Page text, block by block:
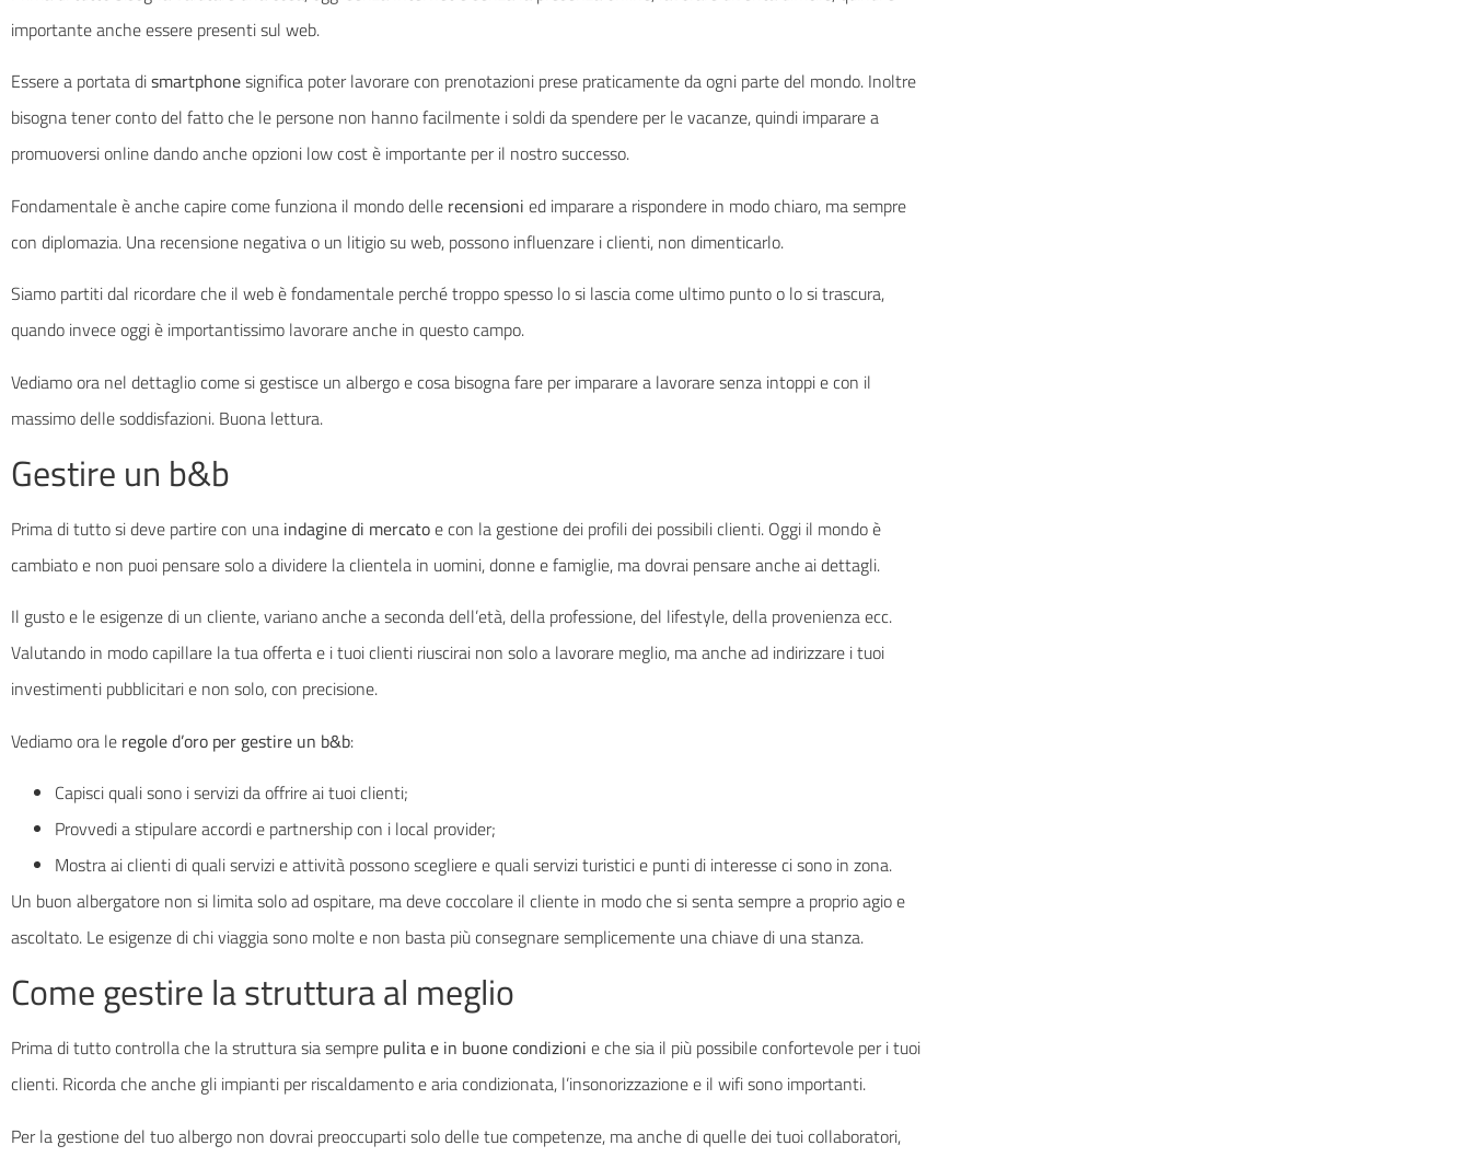
importante anche essere presenti sul web.
Essere a portata dismartphonesignifica poter lavorare con prenotazioni prese praticamente da ogni parte del mondo. Inoltre
bisogna tener conto del fatto che le persone non hanno facilmente i soldi da spendere per le vacanze, quindi imparare a
promuoversi online dando anche opzioni low cost è importante per il nostro successo.
Fondamentale è anche capire come funziona il mondo delle recensioni ed imparare a rispondere in modo chiaro, ma sempre
con diplomazia. Una recensione negativa o un litigio su web, possono influenzare i clienti, non dimenticarlo.
Siamo partiti dal ricordare che il web è fondamentale perché troppo spesso lo si lascia come ultimo punto o lo si trascura,
quando invece oggi è importantissimo lavorare anche in questo campo.
Vediamo ora nel dettaglio come si gestisce un albergo e cosa bisogna fare per imparare a lavorare senza intoppi e con il
massimo delle soddisfazioni. Buona lettura.
Gestire un b&b
Prima di tutto si deve partire con una indagine di mercatoe con la gestione dei profili dei possibili clienti. Oggi il mondo è
cambiato e non puoi pensare solo a dividere la clientela in uomini, donne e famiglie, ma dovrai pensare anche ai dettagli.
Il gusto e le esigenze di un cliente, variano anche a seconda dell’età, della professione, del lifestyle, della provenienza ecc.
Valutando in modo capillare la tua offerta e i tuoi clienti riuscirai non solo a lavorare meglio, ma anche ad indirizzare i tuoi
investimenti pubblicitari e non solo, con precisione.
Vediamo ora le regole d’oro per gestire un b&b:
Capisci quali sono i servizi da offrire ai tuoi clienti;
Provvedi a stipulare accordi e partnership con i local provider;
Mostra ai clienti di quali servizi e attività possono scegliere e quali servizi turistici e punti di interesse ci sono in zona.
Un buon albergatore non si limita solo ad ospitare, ma deve coccolare il cliente in modo che si senta sempre a proprio agio e
ascoltato. Le esigenze di chi viaggia sono molte e non basta più consegnare semplicemente una chiave di una stanza.
Come gestire la struttura al meglio
Prima di tutto controlla che la struttura sia sempre pulita e in buone condizioni e che sia il più possibile confortevole per i tuoi
clienti. Ricorda che anche gli impianti per riscaldamento e aria condizionata, l’insonorizzazione e il wifi sono importanti.
Per la gestione del tuo albergo non dovrai preoccuparti solo delle tue competenze, ma anche di quelle dei tuoi collaboratori,